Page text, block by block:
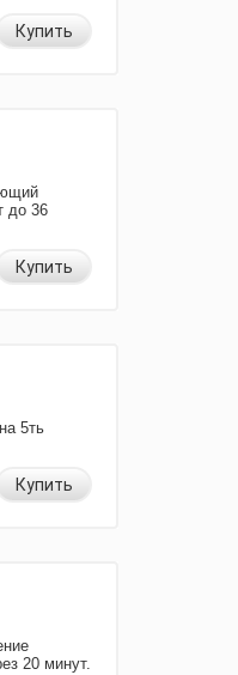
Купить
до 36
Купить
5ть
Купить
20 минут.